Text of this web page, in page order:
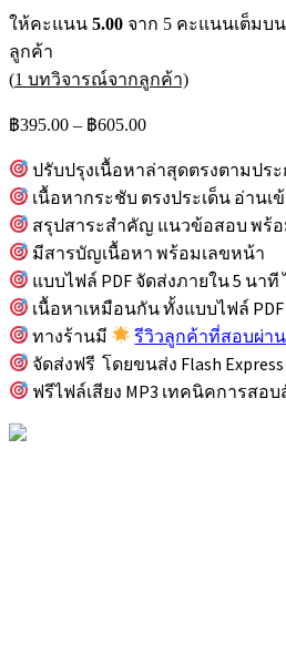
ให้คะแนน 5.00 จาก 5 คะแนนเต็มบน
ลูกค้า
(1 บทวิจารณ์จากลูกค้า)
฿395.00 – ฿605.00Price
฿395.00
through
ปรับปรุงเนื้อหาล่าสุดตรงตามปร
เนื้อหากระชับ ตรงประเด็น อ่านเ
สรุปสาระสำคัญ แนวข้อสอบ พร้อ
มีสารบัญเนื้อหา พร้อมเลขหน้า
แบบไฟล์ PDF จัดส่งภายใน 5 นา
เนื้อหาเหมือนกัน ทั้งแบบไฟล์
ทางร้านมี
รีวิวลูกค้าที่สอบผ่าน
จัดส่งฟรี โดยขนส่ง Flash Express
ฟรีไฟล์เสียง MP3 เทคนิคการส